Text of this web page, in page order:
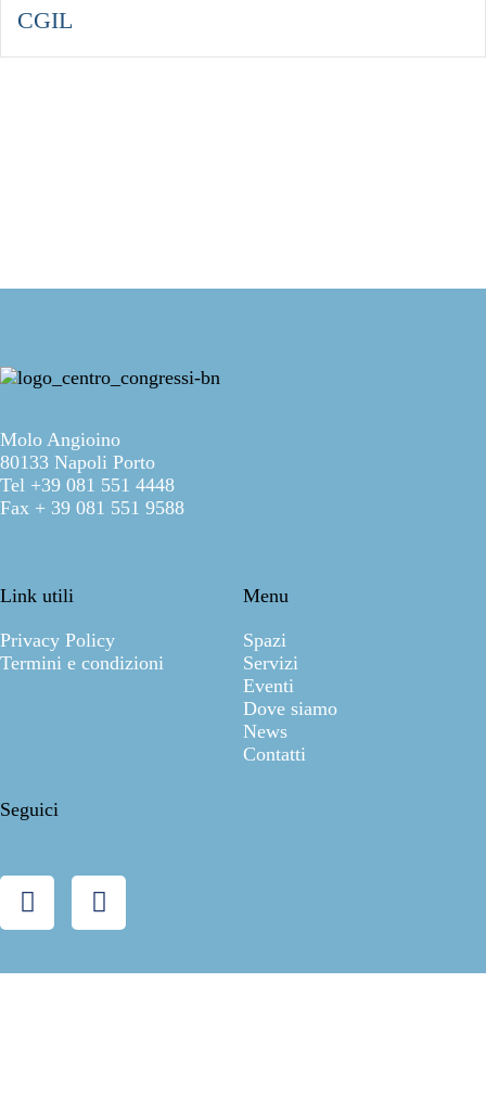
CGIL
Molo Angioino
80133 Napoli Porto
Tel +39 081 551 4448
Fax + 39 081 551 9588
Link utili
Privacy Policy
Termini e condizioni
Menu
Spazi
Servizi
Eventi
Dove siamo
News
Contatti
Seguici